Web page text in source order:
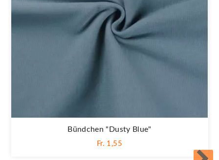
Bündchen "Dusty Blue"
Fr. 1,55